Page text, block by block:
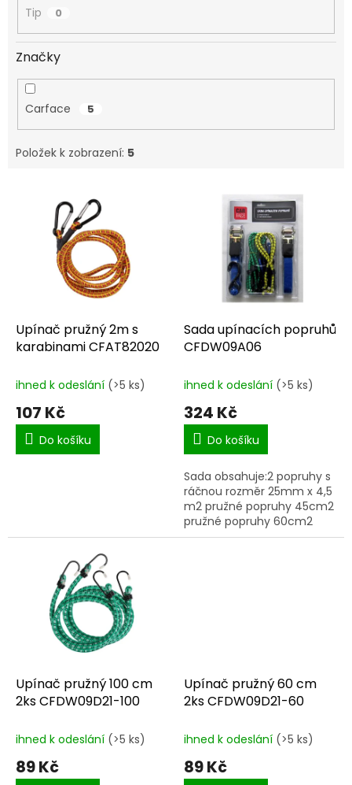
Tip 0
Značky
Carface 5
Položek k zobrazení: 5
dUpínač pružný 2m s
karabinami CFAT82020
ihned k odeslání (>5 ks)
107 Kč
Do košíku
Sada upínacích popruhů
CFDW09A06
ihned k odeslání (>5 ks)
324 Kč
Do košíku
Sada obsahuje:2 popruhy s
ráčnou rozměr 25mm x 4,5
m2 pružné popruhy 45cm2
pružné popruhy 60cm2
pružné popruhy 90cm
Upínač pružný 100 cm
2ks CFDW09D21-100
ihned k odeslání (>5 ks)
89 Kč
Upínač pružný 60 cm
2ks CFDW09D21-60
ihned k odeslání (>5 ks)
89 Kč